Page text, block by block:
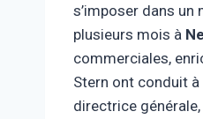
s’imposer dans
plusieurs mois à
commerciales,
Stern ont conduit à
directrice